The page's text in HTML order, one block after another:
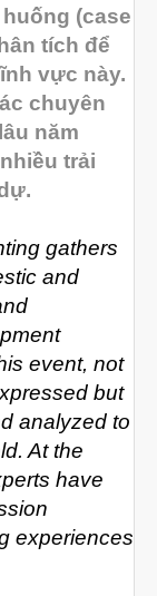
2023
2022
2022
2022
(case
tích để
vực này.
chuyên
năm
trải
gathers
and
event, not
but
analyzed to
At the
have
experiences